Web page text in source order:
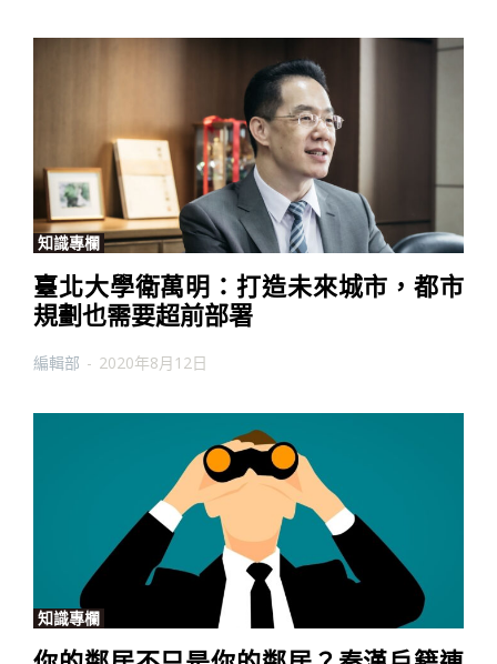
知識專欄
臺北大學衛萬明：打造未來城市，都市
規劃也需要超前部署
編輯部 - 2020年8月12日
知識專欄